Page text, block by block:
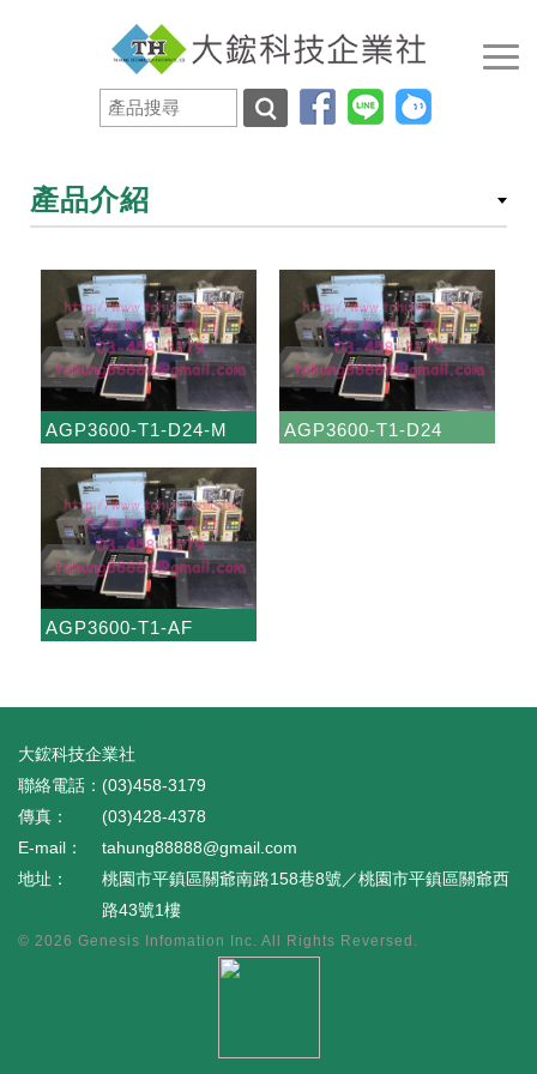
產品介紹
AGP3600-T1-D24-M AGP3600-T1-D24
AGP3600-T1-AF
大鋐科技企業社
(03)458-3179
(03)428-4378
tahung88888@gmail.com
桃園市平鎮區關爺南路158巷8號／桃園市平鎮區關爺西
路43號1樓
© 2026 Genesis Infomation Inc. All Rights Reversed.